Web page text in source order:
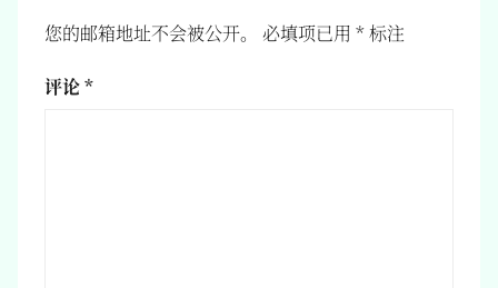
您的邮箱地址不会被公开。 必填项已用 *标注
评论*